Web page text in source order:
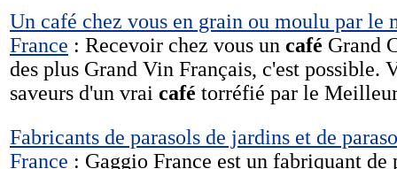
Un café chez vous en grain ou moulu par le
France : Recevoir chez vous un café Grand
des plus Grand Vin Français, c'est possible.
saveurs d'un vrai café torréfié par le
Fabricants de parasols de jardins et de
France : Gaggio France est un fabriquant de